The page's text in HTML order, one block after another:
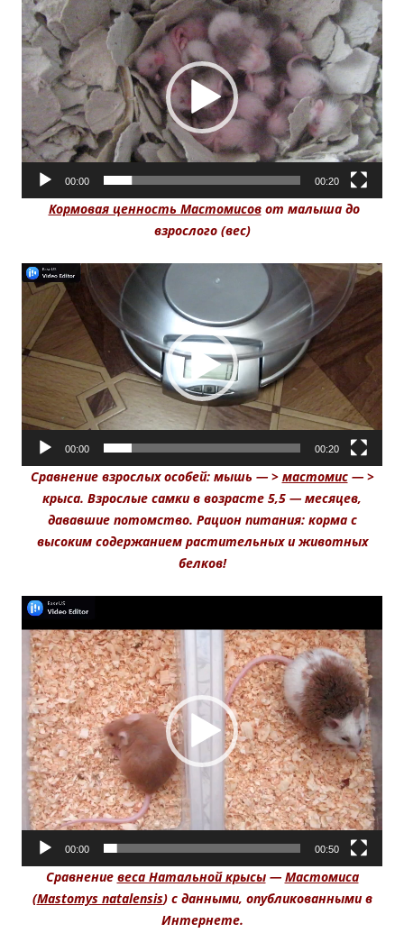
Видеоплеер
00:00 00:20
Кормовая ценность Мастомисовот малыша до
взрослого (вес)
Видеоплеер
00:00 00:20
Сравнение взрослых особей: мышь — > мастомис— >
крыса. Взрослые самки в возрасте 5,5 — месяцев,
дававшие потомство. Рацион питания: корма с
высоким содержанием растительных и животных
белков!
Видеоплеер
00:00 00:50
Сравнение веса Натальной крысы— Мастомиса
(Mastomys natalensis) с данными, опубликованными в
Интернете.